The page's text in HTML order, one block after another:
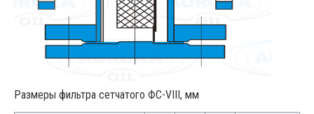
Размеры фильтра сетчатого ФС-VIII, мм